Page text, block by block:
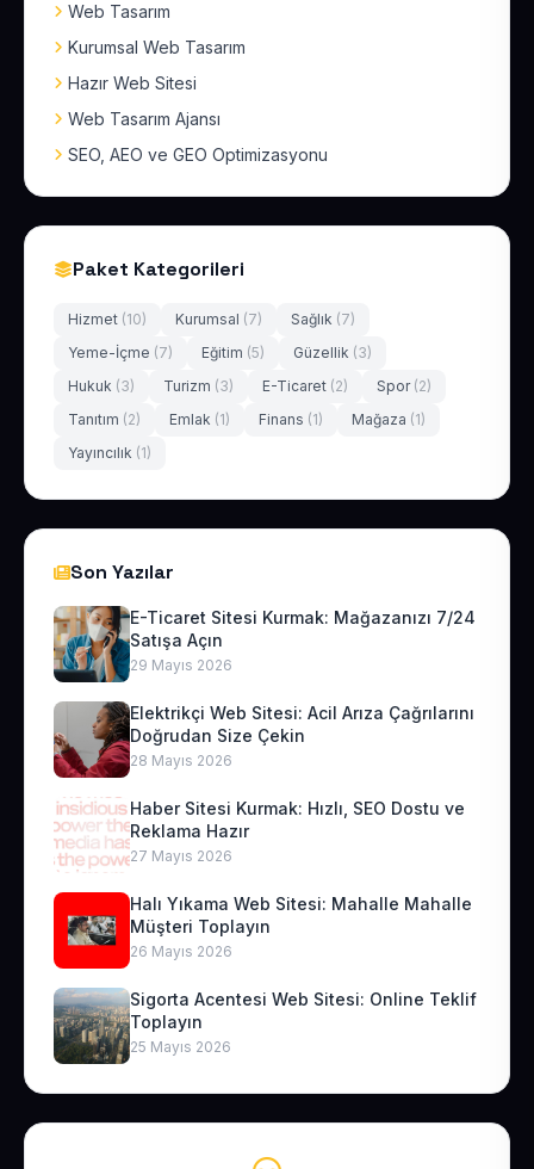
Web Tasarım
Kurumsal Web Tasarım
Hazır Web Sitesi
Web Tasarım Ajansı
SEO, AEO ve GEO Optimizasyonu
Paket Kategorileri
Hizmet (10) Kurumsal (7) Sağlık (7)
Yeme-İçme (7) Eğitim (5) Güzellik (3)
Hukuk (3) Turizm (3) E-Ticaret (2) Spor (2)
Tanıtım (2) Emlak (1) Finans (1) Mağaza (1)
Yayıncılık (1)
Son Yazılar
E-Ticaret Sitesi Kurmak: Mağazanızı 7/24
Satışa Açın
29 Mayıs 2026
Elektrikçi Web Sitesi: Acil Arıza Çağrılarını
Doğrudan Size Çekin
28 Mayıs 2026
Haber Sitesi Kurmak: Hızlı, SEO Dostu ve
Reklama Hazır
27 Mayıs 2026
Halı Yıkama Web Sitesi: Mahalle Mahalle
Müşteri Toplayın
26 Mayıs 2026
Sigorta Acentesi Web Sitesi: Online Teklif
Toplayın
25 Mayıs 2026